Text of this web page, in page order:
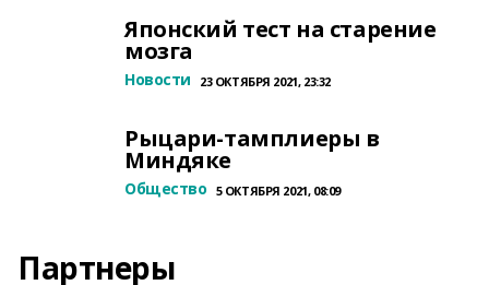
Японский тест на старение
мозга
Новости 23 ОКТЯБРЯ 2021, 23:32
Рыцари-тамплиеры в
Миндяке
Общество 5 ОКТЯБРЯ 2021, 08:09
Партнеры